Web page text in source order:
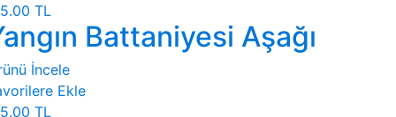
TL
Battaniyesi Aşağı
İncele
Ekle
TL